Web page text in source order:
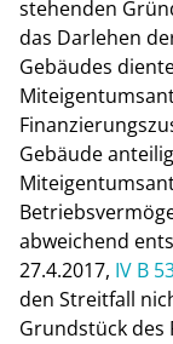
stehenden
das Darlehen
Gebäudes
Gebäude
abweichend
27.4.2017, IV B
den Streitfall
Grundstück des